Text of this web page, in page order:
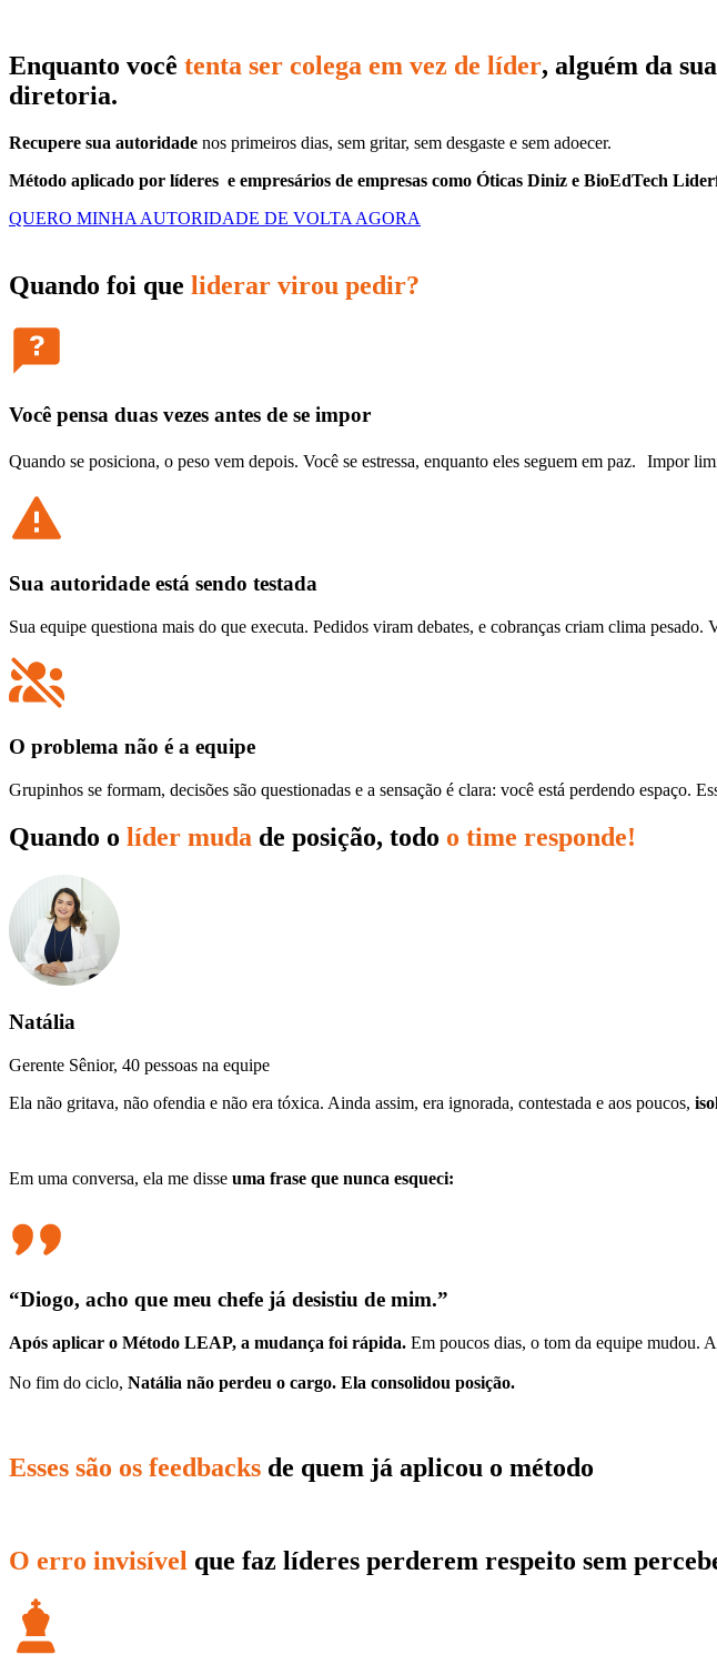
Enquanto você tenta ser colega em vez de líder, alguém da
diretoria.
Recupere sua autoridade nos primeiros dias, sem gritar, sem desgaste e sem adoecer.
Método aplicado por líderes e empresários de empresas como Óticas Diniz e BioEdTech
QUERO MINHA AUTORIDADE DE VOLTA AGORA
Quando foi que liderar virou pedir?
Você pensa duas vezes antes de se impor
Quando se posiciona, o peso vem depois. Você se estressa, enquanto eles seguem em paz. Impor
Sua autoridade está sendo testada
Sua equipe questiona mais do que executa. Pedidos viram debates, e cobranças criam clima pesado.
O problema não é a equipe
Grupinhos se formam, decisões são questionadas e a sensação é clara: você está perdendo espaço.
Quando o líder muda de posição, todo o time responde!
Natália
Gerente Sênior, 40 pessoas na equipe
Ela não gritava, não ofendia e não era tóxica. Ainda assim, era ignorada, contestada e aos poucos,
Em uma conversa, ela me disse uma frase que nunca esqueci:
“Diogo, acho que meu chefe já desistiu de mim.”
Após aplicar o Método LEAP, a mudança foi rápida. Em poucos dias, o tom da equipe mudou.
No fim do ciclo, Natália não perdeu o cargo. Ela consolidou posição.
Esses são os feedbacks de quem já aplicou o método
O erro invisível que faz líderes perderem respeito sem